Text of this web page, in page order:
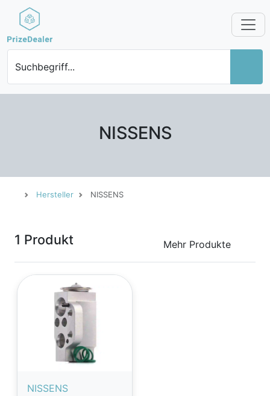
Suchbegriff...
NISSENS
Hersteller NISSENS
1 Produkt Mehr Produkte
NISSENS